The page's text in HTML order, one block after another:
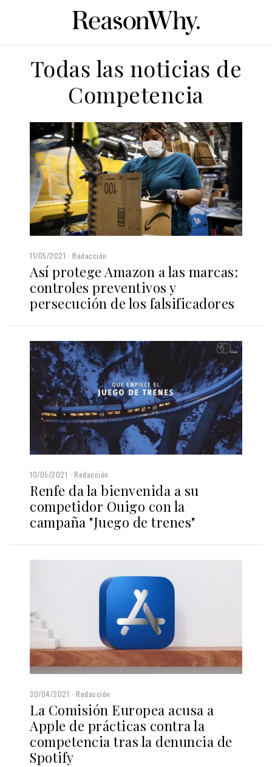
Todas las noticias de
Competencia
11/05/2021 Redacción
Así protege Amazon a las marcas:
controles preventivos y
persecución de los falsificadores
10/05/2021 Redacción
Renfe da la bienvenida a su
competidor Ouigo con la
campaña "Juego de trenes"
30/04/2021 Redacción
La Comisión Europea acusa a
Apple de prácticas contra la
competencia tras la denuncia de
Spotify